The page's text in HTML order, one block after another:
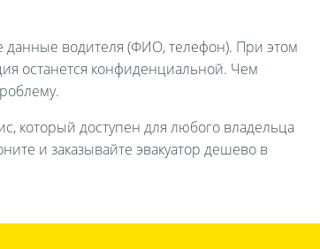
данные водителя (ФИО, телефон). При этом
останется конфиденциальной. Чем
который доступен для любого владельца
и заказывайте эвакуатор дешево в